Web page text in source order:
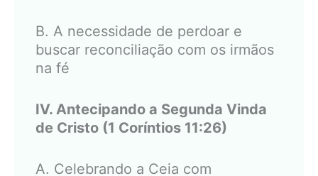
B. A necessidade de perdoar e
buscar reconciliação com os irmãos
na fé
IV. Antecipando a Segunda Vinda
de Cristo (1 Coríntios 11:26)
A. Celebrando a Ceia com